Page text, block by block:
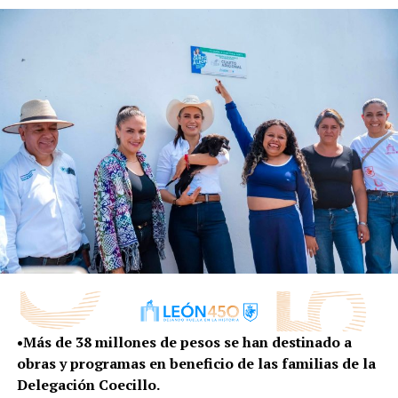
calidad sin costo para las y los estudiantes.
En la categoría de Gobernanza y Participación
Ciudadana ganó el proyecto LUMEN, luminaria urbana
de monitoreo energético natural; en el rubro de
Movilidad se premió al proyecto de semáforo
automatizado para mascotas con tecnología Arduino.
En la categoría de Sostenibilidad ganó el proyecto
MAVI, el cual consiste en un sistema de recolección de
agua pluvial.
Ricardo Jaime Guerra, director general de Explora,
enfatizó que este programa impulsa a estudiantes que se
encuentran en condición de vulnerabilidad y fortalece
espacios donde las juventudes puedan desarrollar sus
capacidades y liderazgo.
•Más de 38 millones de pesos se han destinado a
obras y programas en beneficio de las familias de la
Delegación Coecillo.